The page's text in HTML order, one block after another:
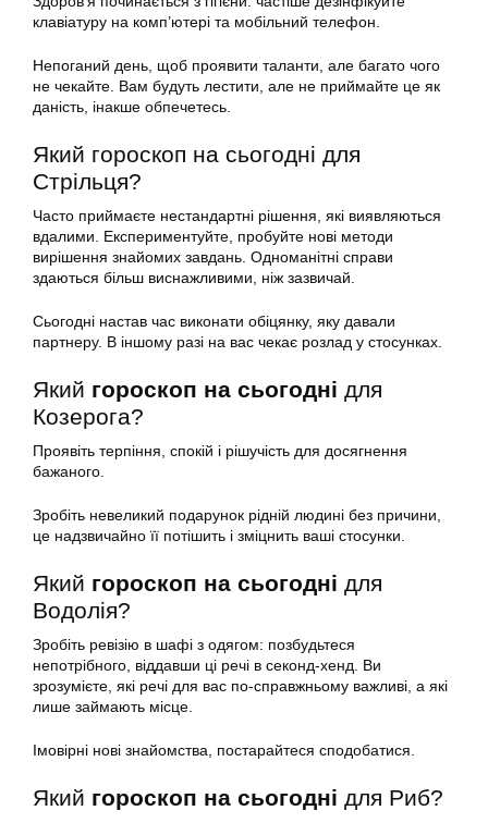
клавіатуру на комп’ютері та мобільний телефон.
Непоганий день, щоб проявити таланти, але багато чого
не чекайте. Вам будуть лестити, але не приймайте це як
даність, інакше обпечетесь.
Який гороскоп на сьогодні для
Стрільця?
Часто приймаєте нестандартні рішення, які виявляються
вдалими. Експериментуйте, пробуйте нові методи
вирішення знайомих завдань. Одноманітні справи
здаються більш виснажливими, ніж зазвичай.
Сьогодні настав час виконати обіцянку, яку давали
партнеру. В іншому разі на вас чекає розлад у стосунках.
Який гороскоп на сьогодні для
Козерога?
Проявіть терпіння, спокій і рішучість для досягнення
бажаного.
Зробіть невеликий подарунок рідній людині без причини,
це надзвичайно її потішить і зміцнить ваші стосунки.
Який гороскоп на сьогодні для
Водолія?
Зробіть ревізію в шафі з одягом: позбудьтеся
непотрібного, віддавши ці речі в секонд-хенд. Ви
зрозумієте, які речі для вас по-справжньому важливі, а які
лише займають місце.
Імовірні нові знайомства, постарайтеся сподобатися.
Який гороскоп на сьогодні для Риб?